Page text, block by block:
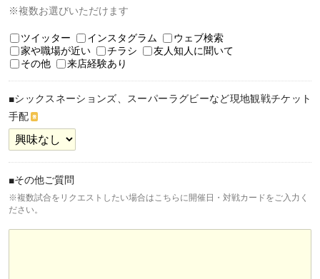
※複数お選びいただけます
ツイッター インスタグラム
ウェブ検索
家や職場が近い
チラシ
友人知人に聞いて
その他
来店経験あり
■シックスネーションズ、スーパーラグビーなど現地観戦チケット
手配 ※
■その他ご質問
※複数試合をリクエストしたい場合はこちらに開催日・対戦カードをご入力く
ださい。